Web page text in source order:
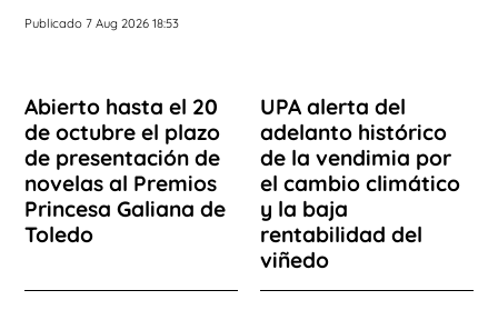
Publicado 7 Aug 2026 18:53
Abierto hasta el 20
de octubre el plazo
de presentación de
novelas al Premios
Princesa Galiana de
Toledo
UPA alerta del
adelanto histórico
de la vendimia por
el cambio climático
y la baja
rentabilidad del
viñedo